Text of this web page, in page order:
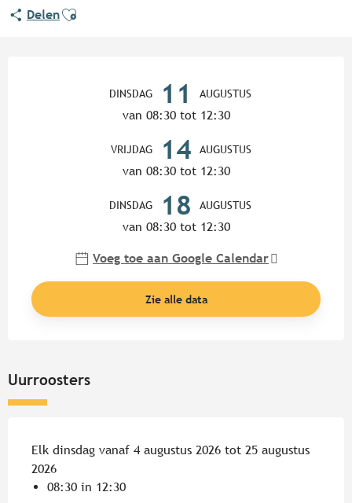
DelenAjouter aux favoris
DINSDAG 11 AUGUSTUS
van 08:30 tot 12:30
VRIJDAG 14 AUGUSTUS
van 08:30 tot 12:30
DINSDAG 18 AUGUSTUS
van 08:30 tot 12:30
Voeg toe aan Google Calendar
Zie alle data
Uurroosters
Elk dinsdag vanaf 4 augustus 2026 tot 25 augustus
2026
08:30 in 12:30